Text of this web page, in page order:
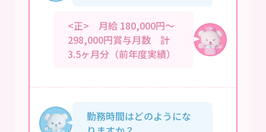
<正> 月給 180,000円～
298,000円賞与月数 計
3.5ヶ月分（前年度実績）
勤務時間はどのようにな